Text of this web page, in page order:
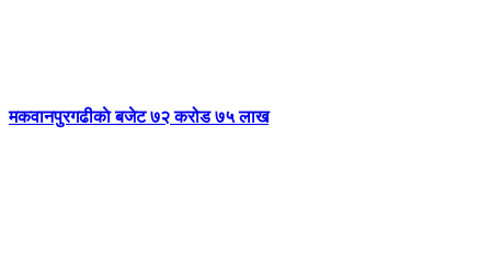
मकवानपुरगढीकाे बजेट ७२ करोड ७५ लाख